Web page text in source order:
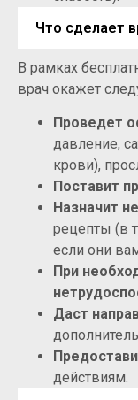
Что сделает
В рамках
врач окажет
Проведет
давление,
крови),
Поставит
Назначит
рецепты (в
если они
При
Даст
действиям.